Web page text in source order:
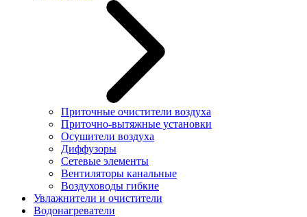
Приточные очистители воздуха
Приточно-вытяжные установки
Осушители воздуха
Диффузоры
Сетевые элементы
Вентиляторы канальные
Воздуховоды гибкие
Увлажнители и очистители
Водонагреватели